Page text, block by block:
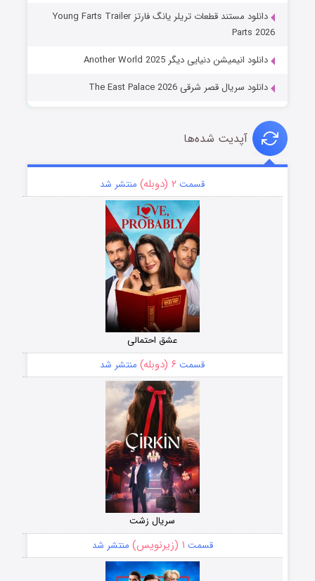
دانلود مستند قطعات تریلر یانگ فارتز Young Farts Trailer
Parts 2026
دانلود انیمیشن دنیایی دیگر Another World 2025
دانلود سریال قصر شرقی The East Palace 2026
آپدیت شده‌ها
قسمت ۲ (دوبله) منتشر شد
عشق احتمالی
قسمت ۶ (دوبله) منتشر شد
سریال زشت
قسمت ۱ (زیرنویس) منتشر شد